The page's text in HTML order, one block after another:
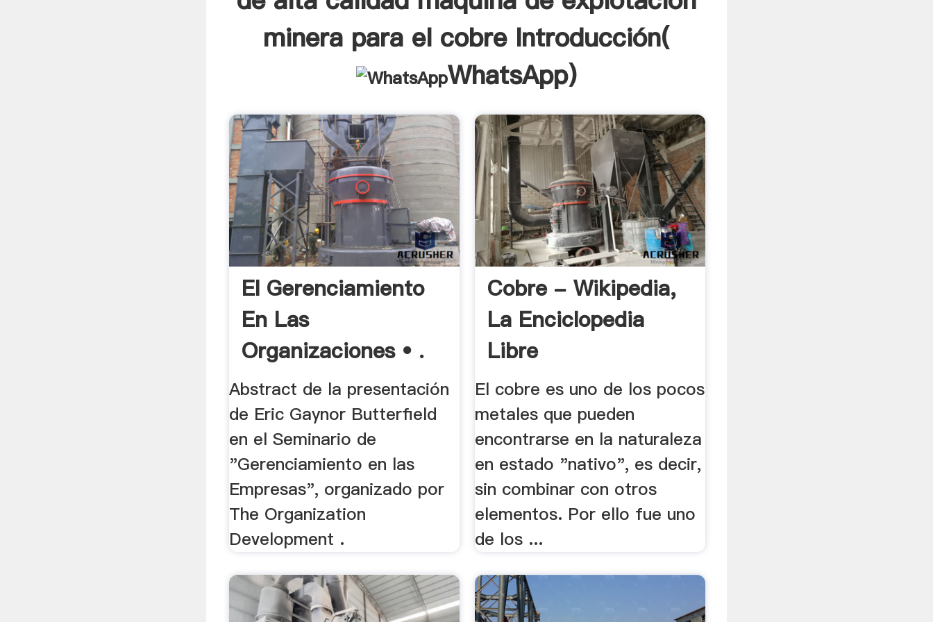
minera para el cobre Introducción(
WhatsApp)
El Gerenciamiento
En Las
Organizaciones • .
Abstract de la presentación
de Eric Gaynor Butterfield
en el Seminario de
"Gerenciamiento en las
Empresas", organizado por
The Organization
Development .
Cobre - Wikipedia,
La Enciclopedia
Libre
El cobre es uno de los pocos
metales que pueden
encontrarse en la naturaleza
en estado "nativo", es decir,
sin combinar con otros
elementos. Por ello fue uno
de los ...